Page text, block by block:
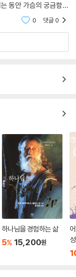
0 댓글0
하나님을 경험하는 삶
5% 15,200원
과